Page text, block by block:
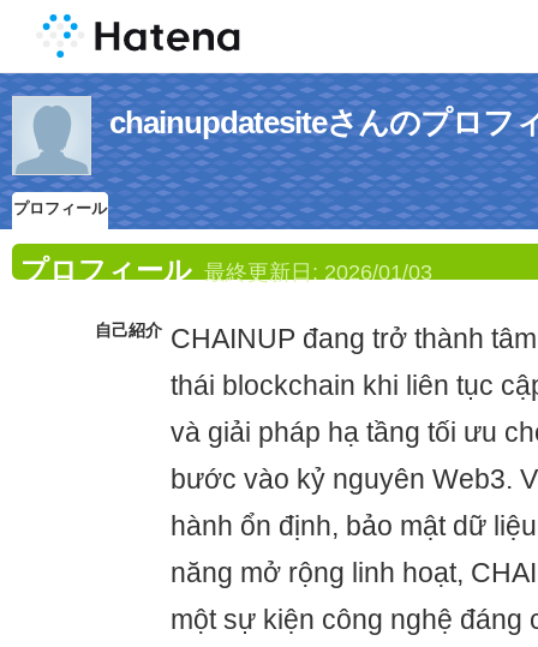
chainupdatesiteさんのプロフ
プロフィール
プロフィール 最終更新日: 2026/01/03
自己紹介 CHAINUP đang trở thành
thái blockchain khi liên tục
và giải pháp hạ tầng tối ưu
bước vào kỷ nguyên Web3.
hành ổn định, bảo mật dữ
năng mở rộng linh hoạt,
một sự kiện công nghệ đáng